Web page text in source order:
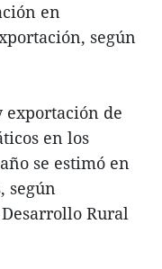
en
según
de
en los
se estimó en
según
Rural